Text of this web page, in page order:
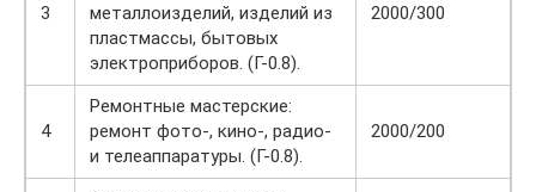
3
металлоизделий, изделий из
пластмассы, бытовых
электроприборов. (Г-0.8).
2000/300
4
Ремонтные мастерские:
ремонт фото-, кино-, радио-
и телеаппаратуры. (Г-0.8).
2000/200